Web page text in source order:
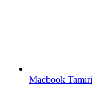
Macbook Tamiri